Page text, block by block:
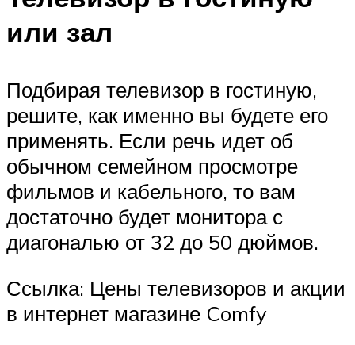
или зал
Подбирая телевизор в гостиную,
решите, как именно вы будете его
применять. Если речь идет об
обычном семейном просмотре
фильмов и кабельного, то вам
достаточно будет монитора с
диагональю от 32 до 50 дюймов.
Ссылка: Цены телевизоров и акции
в интернет магазине Comfy